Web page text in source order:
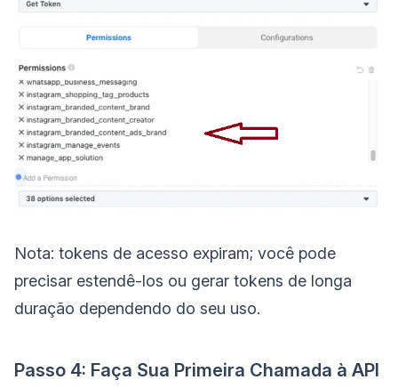
Nota: tokens de acesso expiram; você pode
precisar estendê-los ou gerar tokens de longa
duração dependendo do seu uso.
Passo 4: Faça Sua Primeira Chamada à API